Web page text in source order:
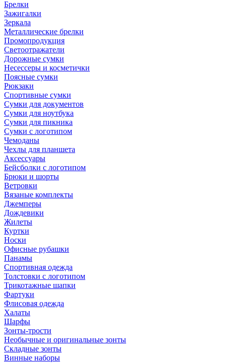
Брелки
Зажигалки
Зеркала
Металлические брелки
Промопродукция
Светоотражатели
Дорожные сумки
Несессеры и косметички
Поясные сумки
Рюкзаки
Спортивные сумки
Сумки для документов
Сумки для ноутбука
Сумки для пикника
Сумки с логотипом
Чемоданы
Чехлы для планшета
Аксессуары
Бейсболки с логотипом
Брюки и шорты
Ветровки
Вязаные комплекты
Джемперы
Дождевики
Жилеты
Куртки
Носки
Офисные рубашки
Панамы
Спортивная одежда
Толстовки с логотипом
Трикотажные шапки
Фартуки
Флисовая одежда
Халаты
Шарфы
Зонты-трости
Необычные и оригинальные зонты
Складные зонты
Винные наборы